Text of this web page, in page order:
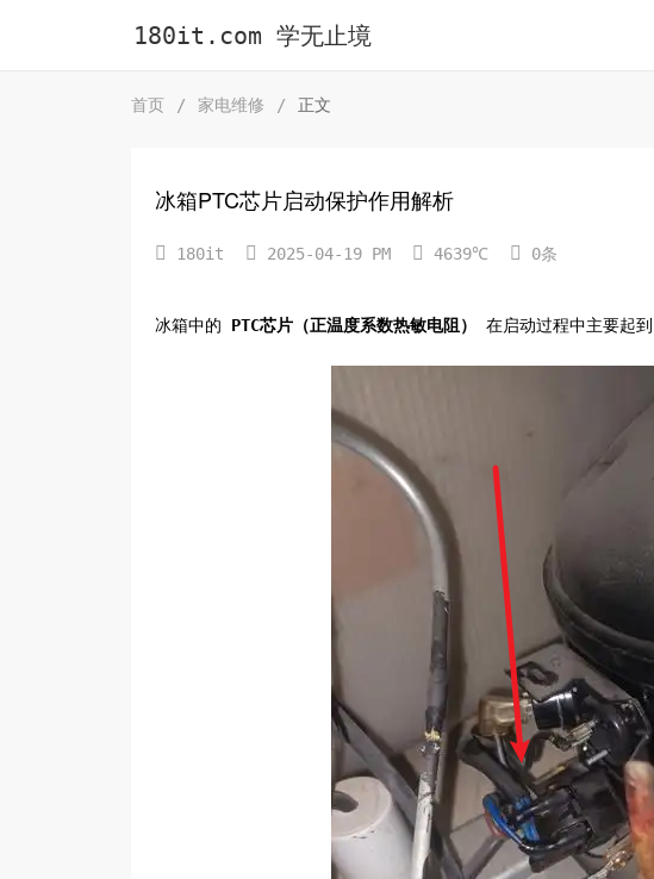
180it.com 学无止境
首页 / 家电维修 / 正文
冰箱PTC芯片启动保护作用解析
 180it  2025-04-19 PM  4639℃  0条
冰箱中的 PTC芯片（正温度系数热敏电阻） 在启动过程中主要起到